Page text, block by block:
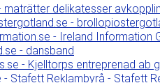
maträtter delikatesser
-
- Ireland Information
- dansband
- Kjelltorps entreprenad ab
- Stafett Reklambyrå - Stafett